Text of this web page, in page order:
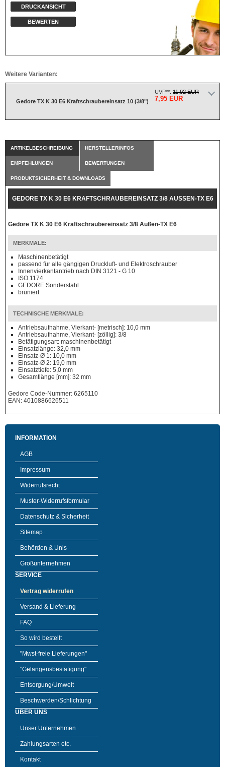
DRUCKANSICHT
BEWERTEN
Weitere Varianten:
Gedore TX K 30 E6 Kraftschraubereinsatz 10 (3/8")
UVP**: 11,92 EUR
7,95 EUR
ARTIKELBESCHREIBUNG HERSTELLERINFOS
EMPFEHLUNGEN BEWERTUNGEN
PRODUKTSICHERHEIT & DOWNLOADS
GEDORE TX K 30 E6 KRAFTSCHRAUBEREINSATZ 3/8 AUSSEN-TX E6
Gedore TX K 30 E6 Kraftschraubereinsatz 3/8 Außen-TX E6
MERKMALE:
Maschinenbetätigt
passend für alle gängigen Druckluft- und Elektroschrauber
Innenvierkantantrieb nach DIN 3121 - G 10
ISO 1174
GEDORE Sonderstahl
brüniert
TECHNISCHE MERKMALE:
Antriebsaufnahme, Vierkant- [metrisch]: 10,0 mm
Antriebsaufnahme, Vierkant- [zöllig]: 3/8
Betätigungsart: maschinenbetätigt
Einsatzlänge: 32,0 mm
Einsatz-Ø 1: 10,0 mm
Einsatz-Ø 2: 19,0 mm
Einsatztiefe: 5,0 mm
Gesamtlänge [mm]: 32 mm
Gedore Code-Nummer: 6265110
EAN: 4010886626511
INFORMATION
AGB
Impressum
Widerrufsrecht
Muster-Widerrufsformular
Datenschutz & Sicherheit
Sitemap
Behörden & Unis
Großunternehmen
SERVICE
Vertrag widerrufen
Versand & Lieferung
FAQ
So wird bestellt
"Mwst-freie Lieferungen"
"Gelangensbestätigung"
Entsorgung/Umwelt
Beschwerden/Schlichtung
ÜBER UNS
Unser Unternehmen
Zahlungsarten etc.
Kontakt